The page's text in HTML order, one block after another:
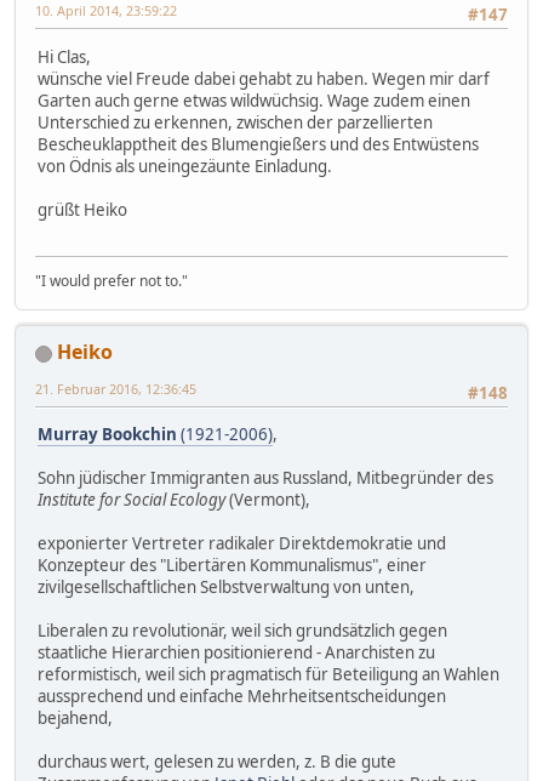
#147
10. April 2014, 23:59:22
Hi Clas,
wünsche viel Freude dabei gehabt zu haben. Wegen mir darf
Garten auch gerne etwas wildwüchsig. Wage zudem einen
Unterschied zu erkennen, zwischen der parzellierten
Bescheuklapptheit des Blumengießers und des Entwüstens
von Ödnis als uneingezäunte Einladung.
grüßt Heiko
"I would prefer not to."
Heiko
#148
21. Februar 2016, 12:36:45
Murray Bookchin (1921-2006),
Sohn jüdischer Immigranten aus Russland, Mitbegründer des
Institute for Social Ecology(Vermont),
exponierter Vertreter radikaler Direktdemokratie und
Konzepteur des "Libertären Kommunalismus", einer
zivilgesellschaftlichen Selbstverwaltung von unten,
Liberalen zu revolutionär, weil sich grundsätzlich gegen
staatliche Hierarchien positionierend - Anarchisten zu
reformistisch, weil sich pragmatisch für Beteiligung an Wahlen
aussprechend und einfache Mehrheitsentscheidungen
bejahend,
durchaus wert, gelesen zu werden, z. B die gute